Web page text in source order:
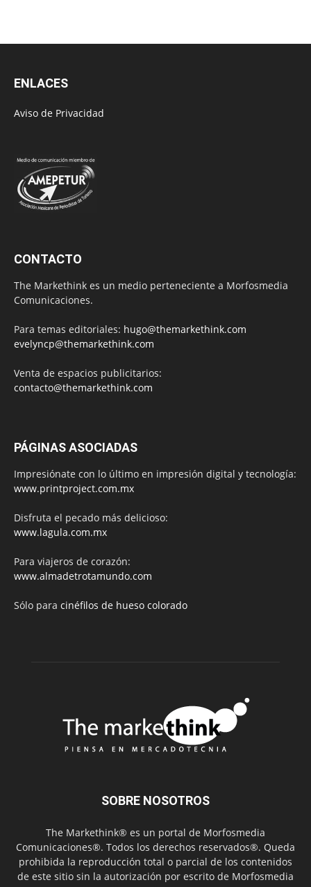
ENLACES
Aviso de Privacidad
CONTACTO
The Markethink es un medio perteneciente a Morfosmedia
Comunicaciones.
Para temas editoriales: hugo@themarkethink.com
evelyncp@themarkethink.com
Venta de espacios publicitarios:
contacto@themarkethink.com
PÁGINAS ASOCIADAS
Impresiónate con lo último en impresión digital y tecnología:
www.printproject.com.mx
Disfruta el pecado más delicioso:
www.lagula.com.mx
Para viajeros de corazón:
www.almadetrotamundo.com
Sólo para cinéfilos de hueso colorado
SOBRE NOSOTROS
The Markethink® es un portal de Morfosmedia
Comunicaciones®. Todos los derechos reservados®. Queda
prohibida la reproducción total o parcial de los contenidos
de este sitio sin la autorización por escrito de Morfosmedia